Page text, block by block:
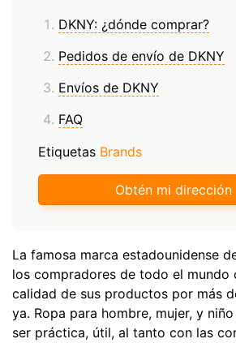
DKNY: ¿dónde comprar?
Pedidos de envío de DKNY
Envíos de DKNY
FAQ
Etiquetas Brands
Obtén mi dirección
La famosa marca estadounidense
los compradores de todo el mundo
calidad de sus productos por más
ya. Ropa para hombre, mujer, y
ser práctica, útil, al tanto con las